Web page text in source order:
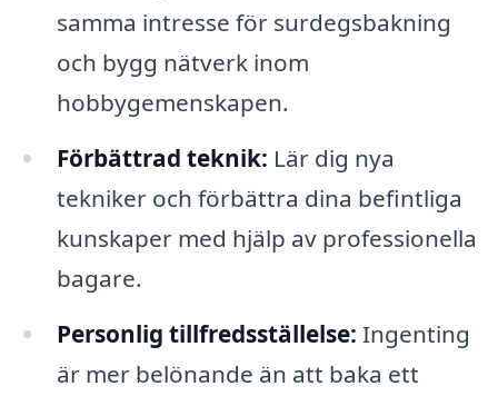
samma intresse för surdegsbakning
och bygg nätverk inom
hobbygemenskapen.
Förbättrad teknik: Lär dig nya
tekniker och förbättra dina befintliga
kunskaper med hjälp av professionella
bagare.
Personlig tillfredsställelse: Ingenting
är mer belönande än att baka ett